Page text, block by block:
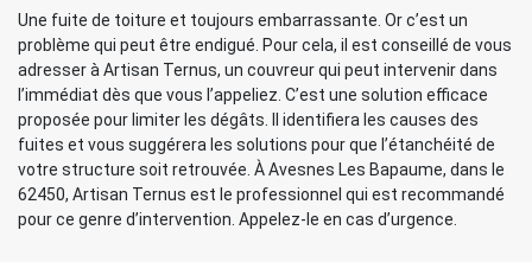
Une fuite de toiture et toujours embarrassante. Or c’est un
problème qui peut être endigué. Pour cela, il est conseillé de vous
adresser à Artisan Ternus, un couvreur qui peut intervenir dans
l’immédiat dès que vous l’appeliez. C’est une solution efficace
proposée pour limiter les dégâts. Il identifiera les causes des
fuites et vous suggérera les solutions pour que l’étanchéité de
votre structure soit retrouvée. À Avesnes Les Bapaume, dans le
62450, Artisan Ternus est le professionnel qui est recommandé
pour ce genre d’intervention. Appelez-le en cas d’urgence.